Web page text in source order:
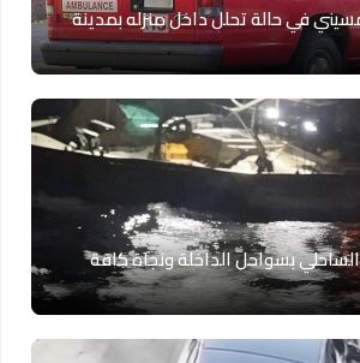
في حالة تحلل داخل منزله بمدينة
بسواحل الداخلة ونجاة كافة